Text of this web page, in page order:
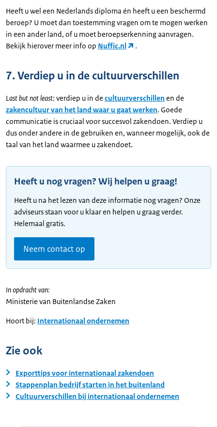
Heeft u wel een Nederlands diploma én heeft u een beschermd
beroep? U moet dan toestemming vragen om te mogen werken
in een ander land, of u moet beroepserkenning aanvragen.
Bekijk hierover meer info op Nuffic.nl .
7. Verdiep u in de cultuurverschillen
Last but not least: verdiep u in de cultuurverschillen en de
zakencultuur van het land waar u gaat werken. Goede
communicatie is cruciaal voor succesvol zakendoen. Verdiep u
dus onder andere in de gebruiken en, wanneer mogelijk, ook de
taal van het land waarmee u zakendoet.
Heeft u nog vragen? Wij helpen u graag!
Heeft u na het lezen van deze informatie nog vragen? Onze
adviseurs staan voor u klaar en helpen u graag verder.
Helemaal gratis.
Neem contact op
In opdracht van:
Ministerie van Buitenlandse Zaken
Hoort bij: Internationaal ondernemen
Zie ook
Exporttips voor internationaal zakendoen
Stappenplan bedrijf starten in het buitenland
Cultuurverschillen bij internationaal ondernemen